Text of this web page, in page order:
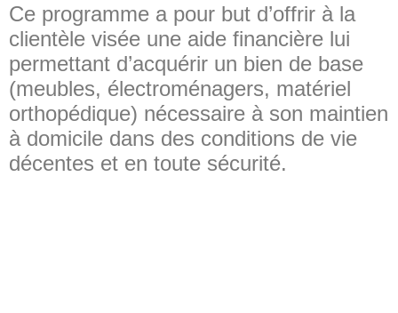
Ce programme a pour but d’offrir à la
clientèle visée une aide financière lui
permettant d’acquérir un bien de base
(meubles, électroménagers, matériel
orthopédique) nécessaire à son maintien
à domicile dans des conditions de vie
décentes et en toute sécurité.